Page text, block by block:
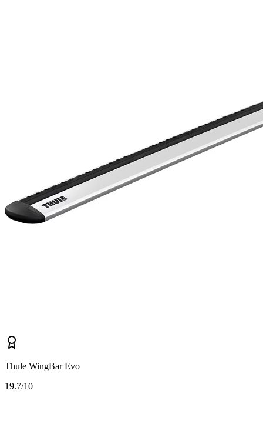
Thule WingBar Evo
19.7/10